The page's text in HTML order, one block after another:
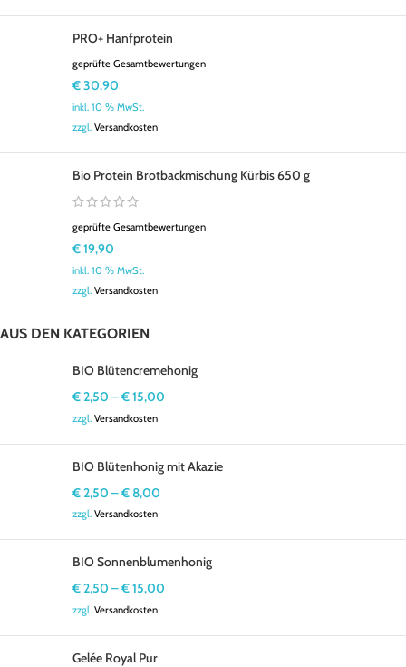
PRO+ Hanfprotein
geprüfte Gesamtbewertungen
€30,90
inkl. 10 % MwSt.
zzgl. Versandkosten
Bio Protein Brotbackmischung Kürbis 650 g
geprüfte Gesamtbewertungen
€19,90
inkl. 10 % MwSt.
zzgl. Versandkosten
AUS DEN KATEGORIEN
BIO Blütencremehonig
€2,50 –€15,00
zzgl. Versandkosten
BIO Blütenhonig mit Akazie
€2,50 –€8,00
zzgl. Versandkosten
BIO Sonnenblumenhonig
€2,50 –€15,00
zzgl. Versandkosten
Gelée Royal Pur